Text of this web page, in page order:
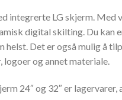
integrerte LG skjerm. Med
digital skilting. Du kan
helst. Det er også mulig å
og annet materiale.
24″ og 32″ er